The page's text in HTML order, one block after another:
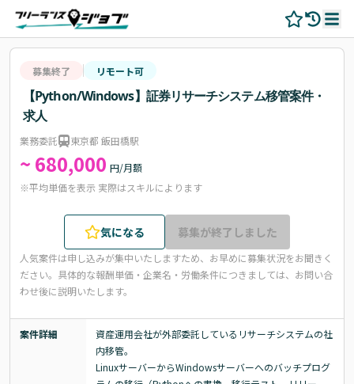
募集終了 リモート可
【Python/Windows】証券リサーチシステム移管案件・
求人
業務委託 東京都 飯田橋駅
~ 680,000 円/月額
※平均単価を表示 実際はスキルによります
気になる 募集が終了しました
人気案件は申し込みが集中いたしますため、お早めに募集状況をお聞きく
ださい。 具体的な報酬単価・企業名・労働条件につきましては、お問い合
わせ後に説明いたします。
案件詳細
資産運用会社が外部委託しているリサーチシステムの社
内移管。
LinuxサーバーからWindowsサーバーへのバッチプログ